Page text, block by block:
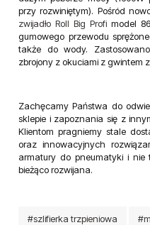
przy rozwiniętym). Pośród
zwijadło Roll Big Profi model
gumowego przewodu
także do wody.
zbrojony z okuciami z gwintem
Zachęcamy Państwa do
sklepie i zapoznania się z
Klientom pragniemy stale
oraz innowacyjnych
armatury do pneumatyki i
bieżąco rozwijana.
#szlifierka trzpieniowa